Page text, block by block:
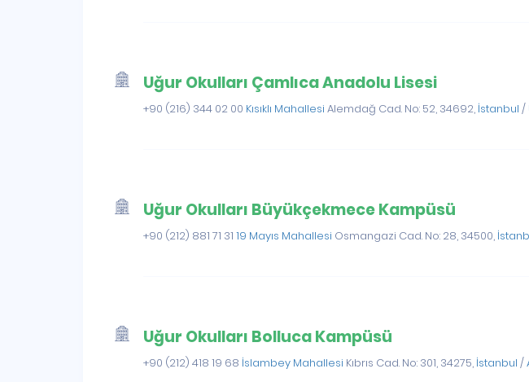
Uğur Okulları Çamlıca Anadolu Lisesi
+90 (216) 344 02 00 Kısıklı MahallesiAlemdağ Cad. No: 52, 34692, İstanbul /
Uğur Okulları Büyükçekmece Kampüsü
+90 (212) 881 71 3119 Mayıs Mahallesi Osmangazi Cad. No: 28, 34500,
Uğur Okulları Bolluca Kampüsü
+90 (212) 418 19 68 İslambey Mahallesi Kıbrıs Cad. No: 301, 34275, İstanbul /